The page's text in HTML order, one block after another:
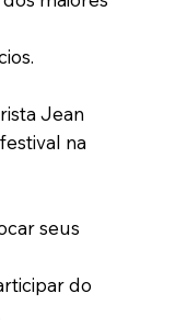
Jean
na
seus
do